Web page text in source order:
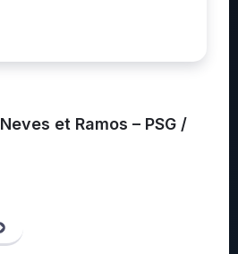
et Ramos – PSG /